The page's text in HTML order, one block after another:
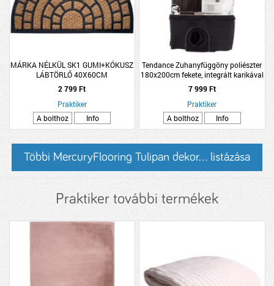
MÁRKA NÉLKÜL SK1 GUMI+KÓKUSZ
LÁBTÖRLŐ 40X60CM
2 799 Ft
Praktiker
A bolthoz
Info
Tendance Zuhanyfüggöny poliészter
180x200cm fekete, integrált karikával
7 999 Ft
Praktiker
A bolthoz
Info
Többi MercuryFlooring Tulipan dekor... listázása
Praktiker további termékek